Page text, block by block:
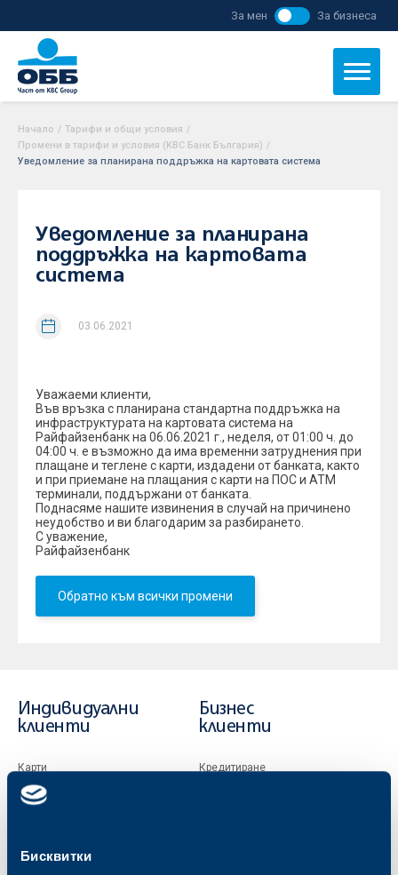
Бисквитки
За мен За бизнеса
Начало / Тарифи и общи условия /
Промени в тарифи и условия (KBC Банк България) /
Уведомление за планирана поддръжка на картовата система
Уведомление за планирана
поддръжка на картовата
система
03.06.2021
Уважаеми клиенти,
Във връзка с планирана стандартна поддръжка на
инфраструктурата на картовата система на
Райфайзенбанк на 06.06.2021 г., неделя, от 01:00 ч. до
04:00 ч. е възможно да има временни затруднения при
плащане и теглене с карти, издадени от банката, както
и при приемане на плащания с карти на ПОС и АТМ
терминали, поддържани от банката.
Поднасяме нашите извинения в случай на причинено
неудобство и ви благодарим за разбирането.
С уважение,
Райфайзенбанк
Обратно към всички промени
Индивидуални
клиенти
Карти
Сметки и плащания
Кредити
Частно банкиране
Бизнес
клиенти
Кредитиране